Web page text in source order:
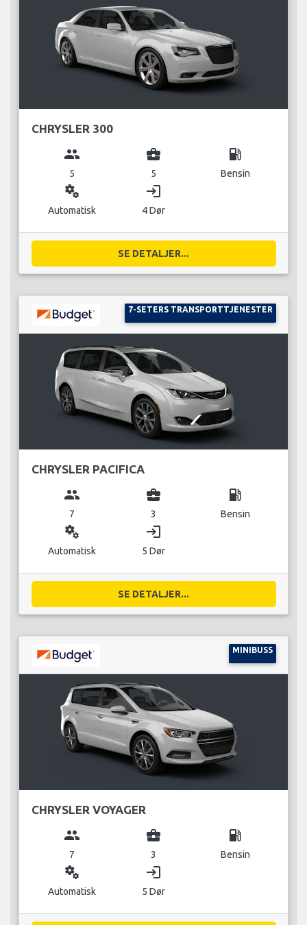
CHRYSLER 300
group
5
business_center
5
local_gas_station
Bensin
miscellaneous_services
Automatisk
login
4 Dør
SE DETALJER...
7-SETERS TRANSPORTTJENESTER
CHRYSLER PACIFICA
group
7
business_center
3
local_gas_station
Bensin
miscellaneous_services
Automatisk
login
5 Dør
SE DETALJER...
MINIBUSS
CHRYSLER VOYAGER
group
7
business_center
3
local_gas_station
Bensin
miscellaneous_services
Automatisk
login
5 Dør